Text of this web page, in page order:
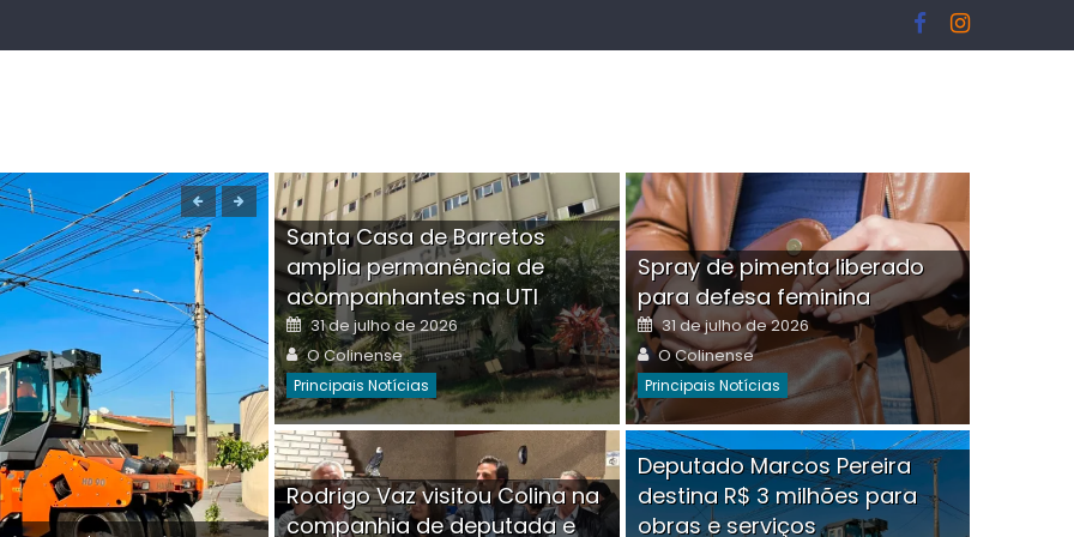
Boutique na Av. Ângelo Martins Tristão é
invadida por criminoso mascarado
Posted
30 de julho de 2026 Author
O Colinense Comment(0)
Santa Casa de Barretos
amplia permanência de
acompanhantes na UTI
Posted
on
31 de julho de 2026
Author
O Colinense
Principais Notícias
Spray de pimenta liberado
para defesa feminina
Posted
on
31 de julho de 2026
Author
O Colinense
Principais Notícias
Rodrigo Vaz visitou Colina na
companhia de deputada e
Deputado Marcos Pereira
destina R$ 3 milhões para
obras e serviços